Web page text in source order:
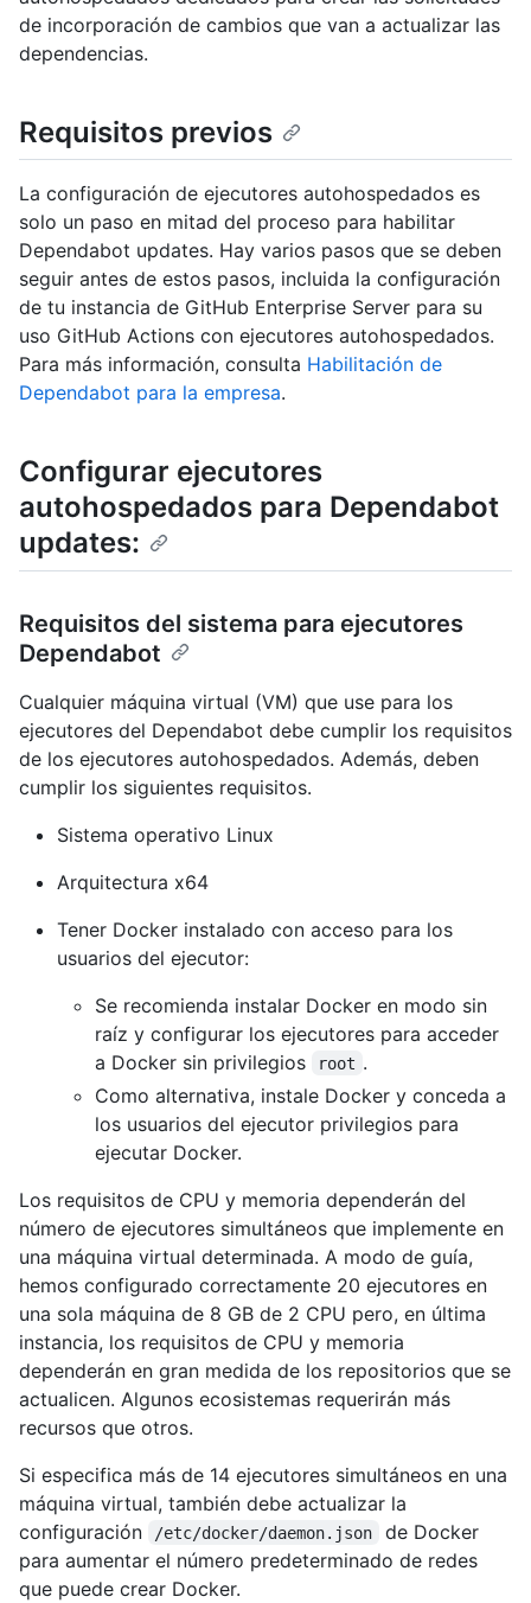
de incorporación de cambios que van a actualizar las
dependencias.
Requisitos previos
La configuración de ejecutores autohospedados es
solo un paso en mitad del proceso para habilitar
Dependabot updates. Hay varios pasos que se deben
seguir antes de estos pasos, incluida la configuración
de tu instancia de GitHub Enterprise Server para su
uso GitHub Actions con ejecutores autohospedados.
Para más información, consulta Habilitación de
Dependabot para la empresa.
Configurar ejecutores
autohospedados para Dependabot
updates:
Requisitos del sistema para ejecutores
Dependabot
Cualquier máquina virtual (VM) que use para los
ejecutores del Dependabot debe cumplir los requisitos
de los ejecutores autohospedados. Además, deben
cumplir los siguientes requisitos.
Sistema operativo Linux
Arquitectura x64
Tener Docker instalado con acceso para los
usuarios del ejecutor:
Se recomienda instalar Docker en modo sin
raíz y configurar los ejecutores para acceder
a Docker sin privilegios
root .
Como alternativa, instale Docker y conceda a
los usuarios del ejecutor privilegios para
ejecutar Docker.
Los requisitos de CPU y memoria dependerán del
número de ejecutores simultáneos que implemente en
una máquina virtual determinada. A modo de guía,
hemos configurado correctamente 20 ejecutores en
una sola máquina de 8 GB de 2 CPU pero, en última
instancia, los requisitos de CPU y memoria
dependerán en gran medida de los repositorios que se
actualicen. Algunos ecosistemas requerirán más
recursos que otros.
Si especifica más de 14 ejecutores simultáneos en una
máquina virtual, también debe actualizar la
configuración
/etc/docker/daemon.json
de Docker
para aumentar el número predeterminado de redes
que puede crear Docker.